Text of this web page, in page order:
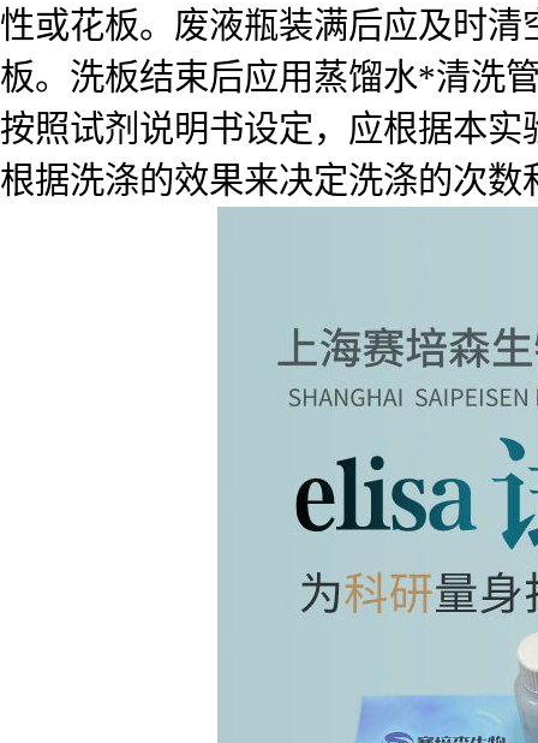
性或花板。废液瓶装满后应及时
板。洗板结束后应用蒸馏水*清洗
按照试剂说明书设定，应根据本
根据洗涤的效果来决定洗涤的次